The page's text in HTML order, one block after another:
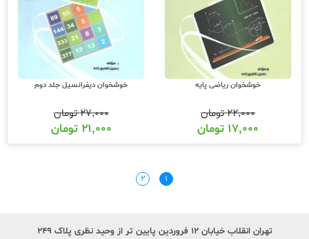
خوشخوان ریاضی پایه
۲۲,۰۰۰تومان
۱۷,۰۰۰ تومان
خوشخوان دیفرانسیل جلد دوم
۲۷,۰۰۰تومان
۲۱,۰۰۰ تومان
۱ ۲
تهران انقلاب خیابان ۱۲ فروردین پایین تر از وحید نظری پلاک ۲۴۹